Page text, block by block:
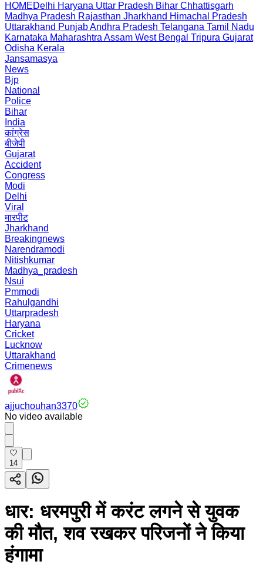
HOMEDelhi Haryana Uttar Pradesh Bihar Chhattisgarh
Madhya Pradesh Rajasthan Jharkhand Himachal Pradesh
Uttarakhand PunjabAndhra Pradesh Telangana Tamil Nadu
Karnataka Maharashtra Assam West Bengal Tripura Gujarat
Odisha Kerala
Jansamasya
News
Bjp
National
Police
Bihar
India
कांग्रेस
बीजेपी
Gujarat
Accident
Congress
Modi
Delhi
Viral
मारपीट
Jharkhand
Breakingnews
Narendramodi
Nitishkumar
Madhya_pradesh
Nsui
Pmmodi
Rahulgandhi
Uttarpradesh
Haryana
Cricket
Lucknow
Uttarakhand
Crimenews
ajjuchouhan3370
No video available
14
धार: धरमपुरी में करंट लगने से युवक
की मौत, शव रखकर परिजनों ने किया
हंगामा